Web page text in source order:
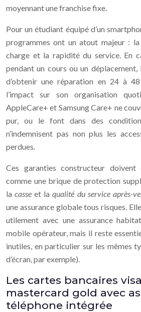
moyennant une franchise fixe.
Pour un étudiant équipé d’un
programmes ont un atout majeur :
charge et la rapidité du service. En
pendant un cours ou un
d’obtenir une réparation en 24 à
l’impact sur son organisation
AppleCare+ et Samsung Care+ ne
pur, ou le font dans des
n’indemnisent pas non plus les
perdues.
Ces garanties constructeur doivent
comme une brique de protection
lacasse et laqualité du service après-
une assurance globale tous risques.
utilement avec une assurance
mobile opérateur, mais il reste
inutiles, en particulier sur les mêmes
d’écran, par exemple).
Les cartes bancaires
mastercard gold avec
téléphone intégrée